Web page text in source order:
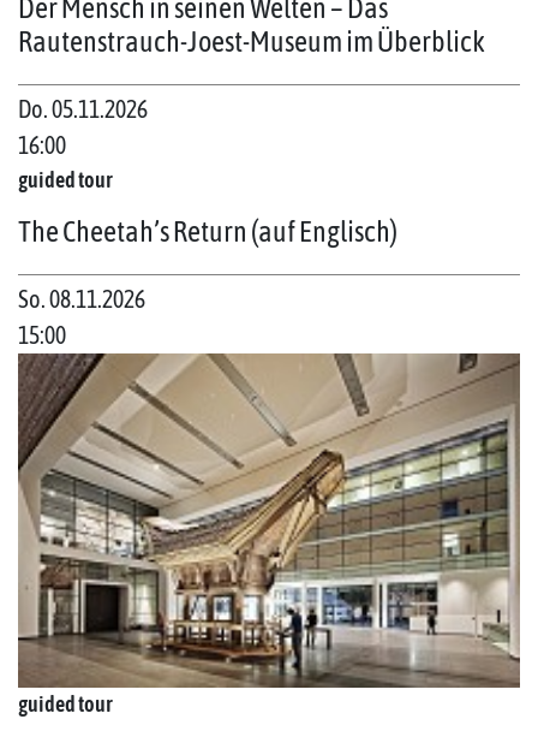
Der Mensch in seinen Welten – Das
Rautenstrauch-Joest-Museum im Überblick
Do. 05.11.2026
16:00
guided tour
The Cheetah’s Return (auf Englisch)
So. 08.11.2026
15:00
guided tour